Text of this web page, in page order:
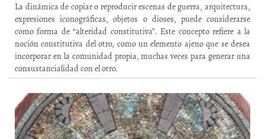
La dinámica de copiar o reproducir escenas de guerra, arquitectura,
expresiones iconográficas, objetos o dioses, puede considerarse
como forma de “alteridad constitutiva”. Este concepto refiere a la
noción constitutiva del otro, como un elemento ajeno que se desea
incorporar en la comunidad propia, muchas veces para generar una
consustancialidad con el otro.